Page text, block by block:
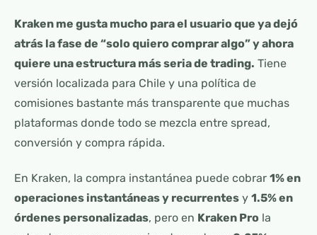
Kraken me gusta mucho para el usuario que ya dejó
atrás la fase de “solo quiero comprar algo” y ahora
quiere una estructura más seria de trading. Tiene
versión localizada para Chile y una política de
comisiones bastante más transparente que muchas
plataformas donde todo se mezcla entre spread,
conversión y compra rápida.
En Kraken, la compra instantánea puede cobrar 1% en
operaciones instantáneas y recurrentes y 1.5% en
órdenes personalizadas, pero en Kraken Pro la